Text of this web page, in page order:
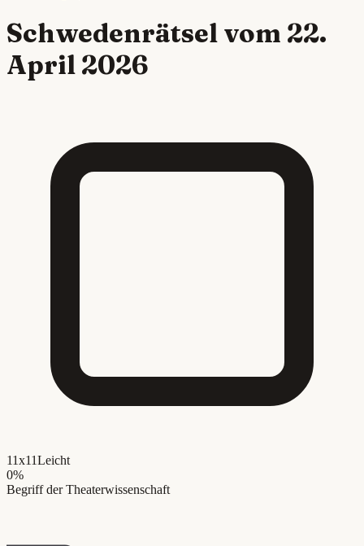
Schwedenrätsel vom 22.
April 2026
11x11Leicht
0%
Begriff der Theaterwissenschaft